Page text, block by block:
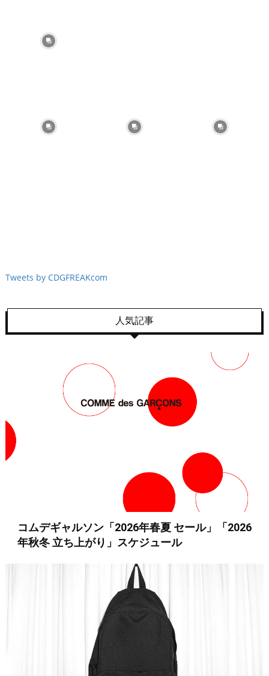
Tweets by CDGFREAKcom
人気記事
コムデギャルソン「2026年春夏 セール」「2026
年秋冬 立ち上がり」スケジュール